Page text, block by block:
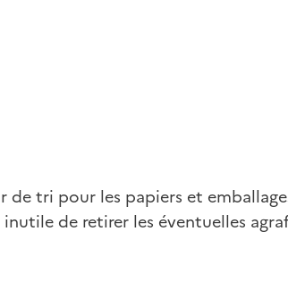
de tri pour les papiers et
de retirer les éventuelles